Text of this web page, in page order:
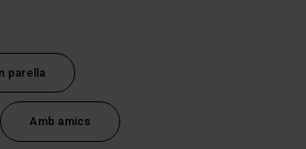
parella
Amb amics